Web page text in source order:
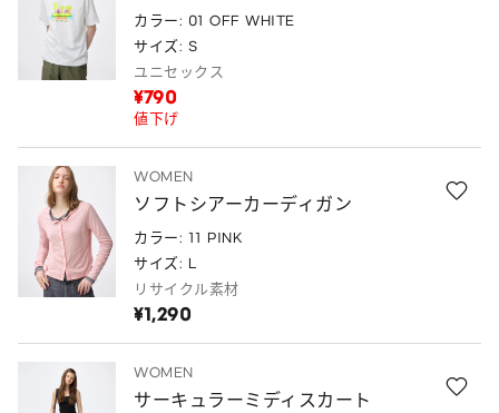
カラー: 01 OFF WHITE
サイズ: S
ユニセックス
¥790
値下げ
WOMEN
ソフトシアーカーディガン
カラー: 11 PINK
サイズ: L
リサイクル素材
¥1,290
WOMEN
サーキュラーミディスカート